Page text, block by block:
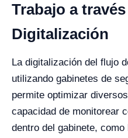
Trabajo a
Digitalización
La digitalización del flujo
utilizando gabinetes de
permite optimizar
capacidad de monitorear
dentro del gabinete,